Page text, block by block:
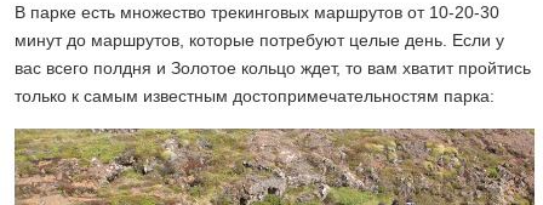
В парке есть множество трекинговых маршрутов от 10-20-30
минут до маршрутов, которые потребуют целые день. Если у
вас всего полдня и Золотое кольцо ждет, то вам хватит пройтись
только к самым известным достопримечательностям парка: